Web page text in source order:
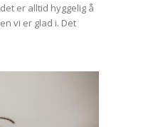
er alltid hyggelig å
vi er glad i. Det